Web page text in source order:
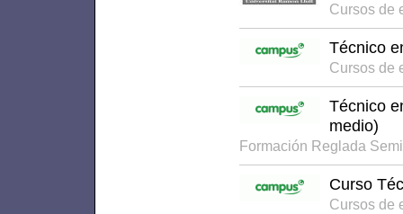
Cursos de
Técnico
Cursos de
Técnico
medio)
Formación Reglada
Curso
Cursos de